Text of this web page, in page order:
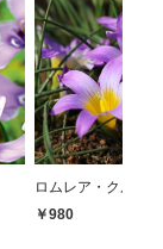
ロムレア・クルシ
￥980